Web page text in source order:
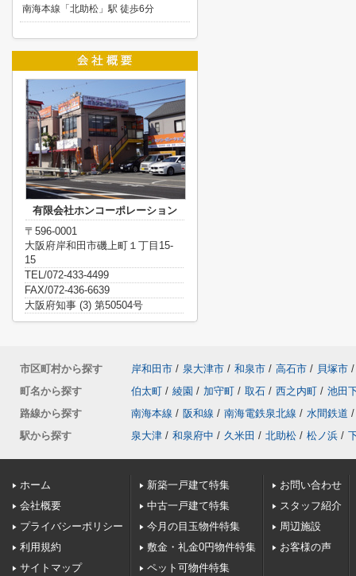
南海本線「北助松」駅 徒歩6分
有限会社ホンコーポレーション
〒596-0001
大阪府岸和田市磯上町１丁目15-
15
TEL/072-433-4499
FAX/072-436-6639
大阪府知事 (3) 第50504号
市区町村から探す 岸和田市 / 泉大津市 / 和泉市 / 高石市 / 貝塚市 /
町名から探す
伯太町 / 綾園 / 加守町 / 取石 / 西之内町 / 池田
路線から探す
南海本線 / 阪和線 / 南海電鉄泉北線 / 水間鉄道 /
駅から探す
泉大津 / 和泉府中 / 久米田 / 北助松 / 松ノ浜 /
ホーム
会社概要
プライバシーポリシー
利用規約
サイトマップ
新築一戸建て特集
中古一戸建て特集
今月の目玉物件特集
敷金・礼金0円物件特集
ペット可物件特集
お問い合わせ
スタッフ紹介
周辺施設
お客様の声